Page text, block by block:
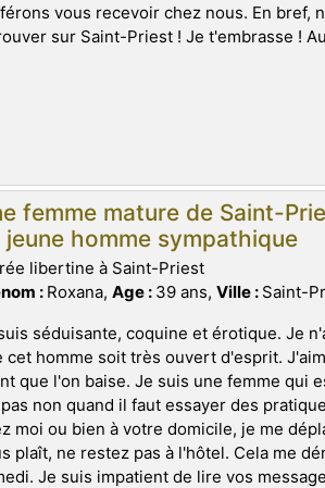
vous recevoir chez nous. En bref,
sur Saint-Priest ! Je t'embrasse !
femme mature de Saint-
jeune homme sympathique
libertine à Saint-Priest
: Roxana, Age : 39 ans, Ville : Saint-
séduisante, coquine et érotique. Je
cet homme soit très ouvert d'esprit.
que l'on baise. Je suis une femme qui
non quand il faut essayer des
moi ou bien à votre domicile, je me
plaît, ne restez pas à l'hôtel. Cela me
Je suis impatient de lire vos